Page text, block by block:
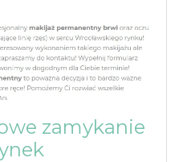
zamykanie